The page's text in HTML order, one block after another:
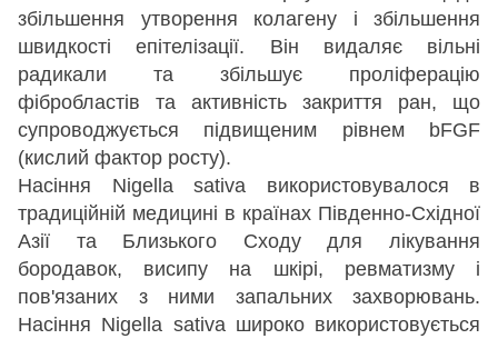
збільшення утворення колагену і збільшення
швидкості епітелізації. Він видаляє вільні
радикали та збільшує проліферацію
фібробластів та активність закриття ран, що
супроводжується підвищеним рівнем bFGF
(кислий фактор росту).
Насіння Nigella sativa використовувалося в
традиційній медицині в країнах Південно-Східної
Азії та Близького Сходу для лікування
бородавок, висипу на шкірі, ревматизму і
пов'язаних з ними запальних захворювань.
Насіння Nigella sativa широко використовується